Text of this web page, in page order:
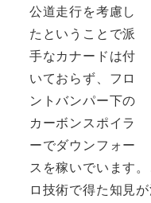
公道走行を考慮し
たということで派
手なカナードは付
いておらず、フロ
ントバンパー下の
カーボンスポイラ
ーでダウンフォー
スを稼いでいます
ロ技術で得た知見